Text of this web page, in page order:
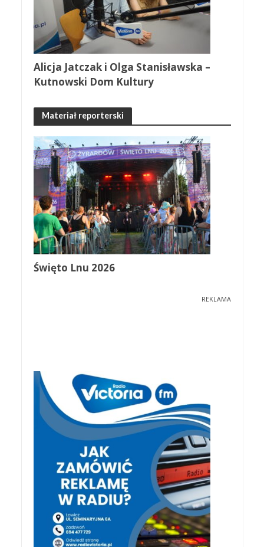
Alicja Jatczak i Olga Stanisławska –
Kutnowski Dom Kultury
Materiał reporterski
Święto Lnu 2026
REKLAMA